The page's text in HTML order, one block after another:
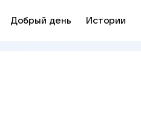
Добрый день Истории